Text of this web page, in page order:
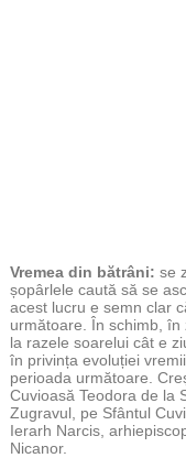
Vremea din bătrâni: se
șopârlele caută să se
acest lucru e semn clar
următoare. În schimb,
la razele soarelui cât e
în privința evoluției
perioada următoare.
Cuvioasă Teodora de la
Zugravul, pe Sfântul
Ierarh Narcis,
Nicanor.